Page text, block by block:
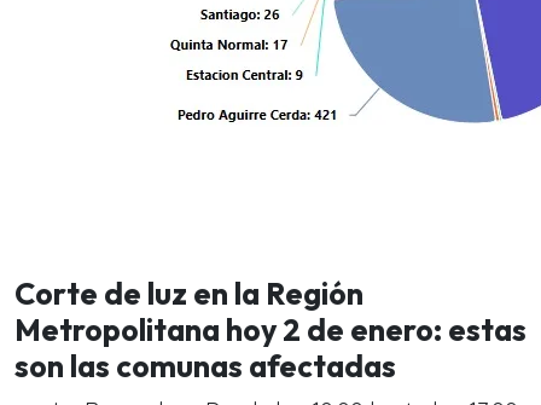
Corte de luz en la Región
Metropolitana hoy 2 de enero: estas
son las comunas afectadas